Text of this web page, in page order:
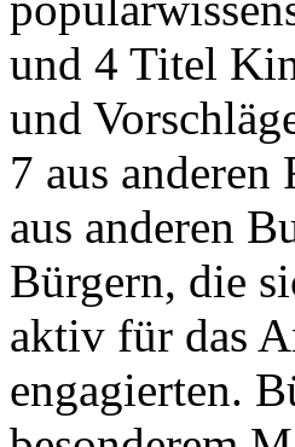
und 4 Titel
und
7 aus
aus anderen
Bürgern, die
aktiv für das
engagierten.